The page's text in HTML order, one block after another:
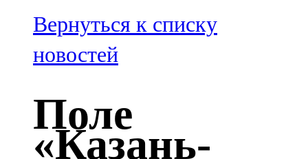
100,3 FM
Зәй
106,6 FM
Кадыбаш
105,2 FM
Вернуться к списку
новостей
Поле
«Казань-